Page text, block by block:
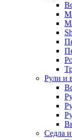
Рули и
Седла